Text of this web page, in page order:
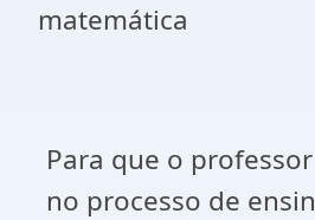
matemática
Para que o
no processo de